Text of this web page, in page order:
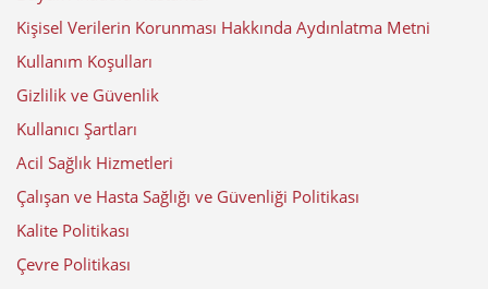
Kişisel Verilerin Korunması Hakkında Aydınlatma Metni
Kullanım Koşulları
Gizlilik ve Güvenlik
Kullanıcı Şartları
Acil Sağlık Hizmetleri
Çalışan ve Hasta Sağlığı ve Güvenliği Politikası
Kalite Politikası
Çevre Politikası